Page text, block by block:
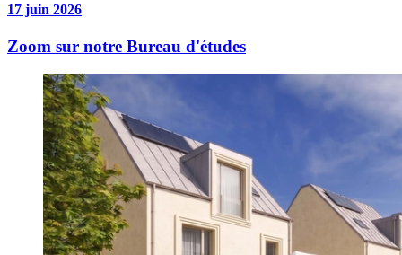
17 juin 2026
Zoom sur notre Bureau d'études